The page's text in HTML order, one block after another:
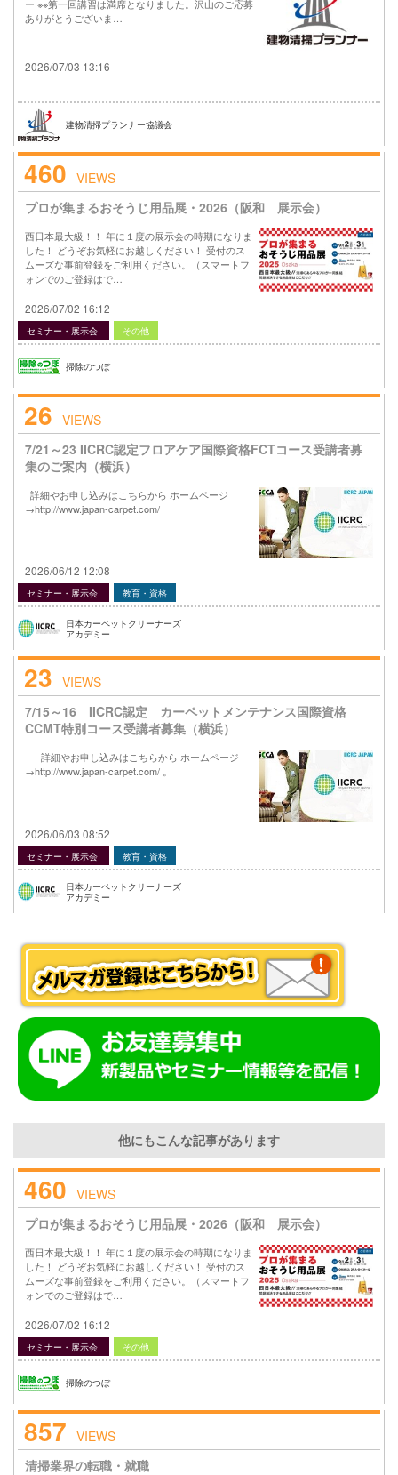
ー ※※第一回講習は満席となりました。沢山のご応募
ありがとうございま…
2026/07/03 13:16
建物清掃プランナー協議会
460 VIEWS
プロが集まるおそうじ用品展・2026（阪和 展示会）
西日本最大級！！ 年に１度の展示会の時期になりま
した！ どうぞお気軽にお越しください！ 受付のス
ムーズな事前登録をご利用ください。（スマートフ
ォンでのご登録はで…
2026/07/02 16:12
セミナー・展示会 その他
掃除のつぼ
26 VIEWS
7/21～23 IICRC認定フロアケア国際資格FCTコース受講者募
集のご案内（横浜）
詳細やお申し込みはこちらから ホームページ
→http://www.japan-carpet.com/
2026/06/12 12:08
セミナー・展示会 教育・資格
日本カーペットクリーナーズ
アカデミー
23 VIEWS
7/15～16 IICRC認定 カーペットメンテナンス国際資格
CCMT特別コース受講者募集（横浜）
詳細やお申し込みはこちらから ホームページ
→http://www.japan-carpet.com/ 。
2026/06/03 08:52
セミナー・展示会 教育・資格
日本カーペットクリーナーズ
アカデミー
他にもこんな記事があります
460 VIEWS
プロが集まるおそうじ用品展・2026（阪和 展示会）
西日本最大級！！ 年に１度の展示会の時期になりま
した！ どうぞお気軽にお越しください！ 受付のス
ムーズな事前登録をご利用ください。（スマートフ
ォンでのご登録はで…
2026/07/02 16:12
セミナー・展示会 その他
掃除のつぼ
857 VIEWS
清掃業界の転職・就職